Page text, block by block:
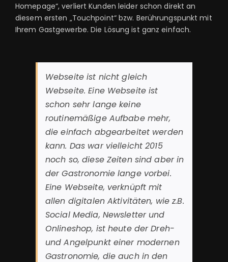
Homepage“, verliert Kunden leider schon direkt an
diesem ersten „Touchpoint“ bzw. Berührungspunkt mit
Ihrem Gastgewerbe. Die Lösung ist ganz einfach.
Webseite ist nicht gleich
Webseite. Eine Webseite ist
schon sehr lange keine
routinemäßige Aufbabe mehr,
die einfach abgearbeitet werden
kann. Das war vielleicht 2015
noch so, diese Zeiten sind aber in
der Gastronomie lange vorbei.
Eine Webseite, verknüpft mit
allen digitalen Aktivitäten, wie z.B.
Social Media, Newsletter und
Onlineshop, ist heute der Dreh-
und Angelpunkt einer modernen
Gastronomie, die auch in den